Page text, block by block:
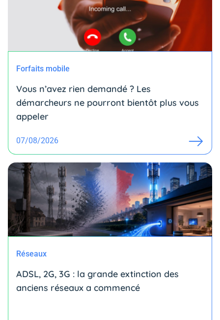
Forfaits mobile
Vous n’avez rien demandé ? Les
démarcheurs ne pourront bientôt plus vous
appeler
07/08/2026
Réseaux
ADSL, 2G, 3G : la grande extinction des
anciens réseaux a commencé